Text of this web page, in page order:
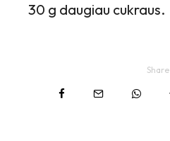
30 g daugiau cukraus.
Share